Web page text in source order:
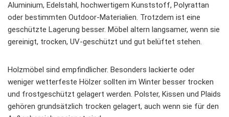
Aluminium, Edelstahl, hochwertigem Kunststoff, Polyrattan
oder bestimmten Outdoor-Materialien. Trotzdem ist eine
geschützte Lagerung besser. Möbel altern langsamer, wenn sie
gereinigt, trocken, UV-geschützt und gut belüftet stehen.
Holzmöbel sind empfindlicher. Besonders lackierte oder
weniger wetterfeste Hölzer sollten im Winter besser trocken
und frostgeschützt gelagert werden. Polster, Kissen und Plaids
gehören grundsätzlich trocken gelagert, auch wenn sie für den